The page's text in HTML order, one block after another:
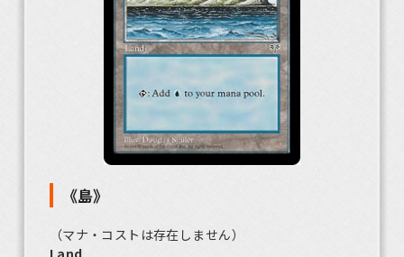
《島》
（マナ・コストは存在しません）